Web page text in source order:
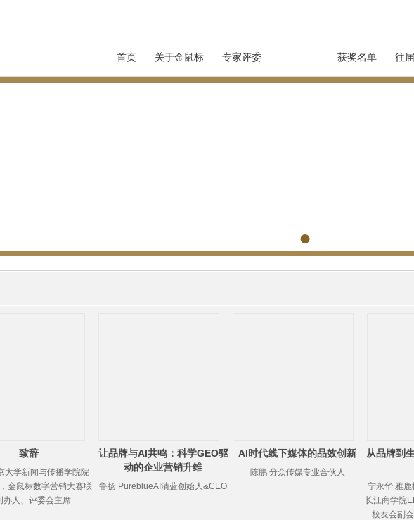
首页 关于金鼠标 专家评委 获奖名单 往
●
致辞
大学新闻与传播学院院
金鼠标数字营销大赛联
办人、评委会主席
让品牌与AI共鸣：科学GEO驱
动的企业营销升维
鲁扬 PureblueAI清蓝创始人&CEO
AI时代线下媒体的品效创新
陈鹏 分众传媒专业合伙人
从品牌到
宁永华 雅
长江商学院
校友会副